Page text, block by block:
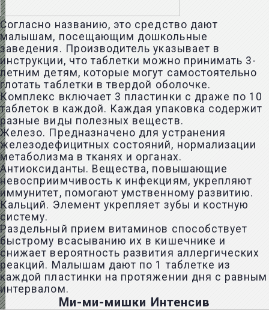
Согласно названию, это средство дают
малышам, посещающим дошкольные
заведения. Производитель указывает в
инструкции, что таблетки можно принимать 3-
летним детям, которые могут самостоятельно
глотать таблетки в твердой оболочке.
Комплекс включает 3 пластинки с драже по 10
таблеток в каждой. Каждая упаковка содержит
разные виды полезных веществ.
Железо. Предназначено для устранения
железодефицитных состояний, нормализации
метаболизма в тканях и органах.
Антиоксиданты. Вещества, повышающие
невосприимчивость к инфекциям, укрепляют
иммунитет, помогают умственному развитию.
Кальций. Элемент укрепляет зубы и костную
систему.
Раздельный прием витаминов способствует
быстрому всасыванию их в кишечнике и
снижает вероятность развития аллергических
реакций. Малышам дают по 1 таблетке из
каждой пластинки на протяжении дня с равным
интервалом.
Ми-ми-мишки Интенсив